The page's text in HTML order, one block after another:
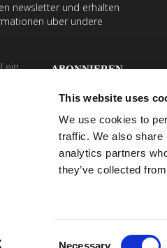
This website uses
We use cookies to
traffic. We also share
analytics partners
they’ve collected
Necessary
newsletter und erhalten
uber undere
BÍLINSKÁ 782/42 - 419 01 DUCHCOV -